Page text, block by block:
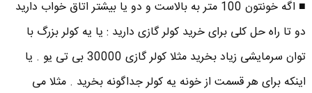
■ اگه خونتون 100 متر به بالاست و دو یا بیشتر اتاق خواب دارید
دو تا راه حل کلی برای خرید کولر گازی دارید : یا یه کولر بزرگ با
توان سرمایشی زیاد بخرید مثلا کولر گازی 30000 بی تی یو . یا
اینکه برای هر قسمت از خونه یه کولر جداگونه بخرید . مثلا می